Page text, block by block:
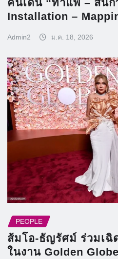
คนเดิน “ท่าแพ – สัน
Installation –
Admin2 ม.ค. 18, 2026
PEOPLE
ส้มโอ-ธัญรัศม์ ร่วมเฉิ
ในงาน Golden